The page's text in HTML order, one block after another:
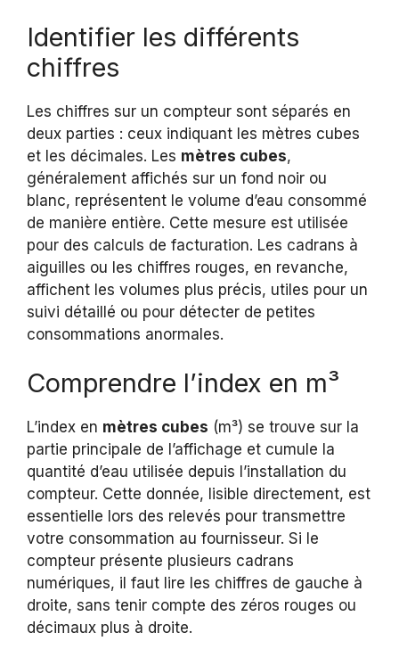
Identifier les différents
chiffres
Les chiffres sur un compteur sont séparés en
deux parties : ceux indiquant les mètres cubes
et les décimales. Les mètres cubes,
généralement affichés sur un fond noir ou
blanc, représentent le volume d’eau consommé
de manière entière. Cette mesure est utilisée
pour des calculs de facturation. Les cadrans à
aiguilles ou les chiffres rouges, en revanche,
affichent les volumes plus précis, utiles pour un
suivi détaillé ou pour détecter de petites
consommations anormales.
Comprendre l’index en m³
L’index en mètres cubes (m³) se trouve sur la
partie principale de l’affichage et cumule la
quantité d’eau utilisée depuis l’installation du
compteur. Cette donnée, lisible directement, est
essentielle lors des relevés pour transmettre
votre consommation au fournisseur. Si le
compteur présente plusieurs cadrans
numériques, il faut lire les chiffres de gauche à
droite, sans tenir compte des zéros rouges ou
décimaux plus à droite.